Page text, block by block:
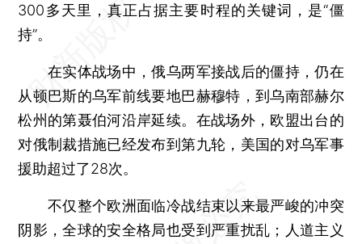
300多天里，真正占据主要时程的关键词，是“僵
持”。
在实体战场中，俄乌两军接战后的僵持，仍在
从顿巴斯的乌军前线要地巴赫穆特，到乌南部赫尔
松州的第聂伯河沿岸延续。在战场外，欧盟出台的
对俄制裁措施已经发布到第九轮，美国的对乌军事
援助超过了28次。
不仅整个欧洲面临冷战结束以来最严峻的冲突
阴影，全球的安全格局也受到严重扰乱；人道主义